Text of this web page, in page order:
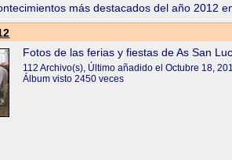
más destacados del año 2012
Fotos de las ferias y fiestas de As San
112 Archivo(s), Último añadido el Octubre 18,
Álbum visto 2450 veces